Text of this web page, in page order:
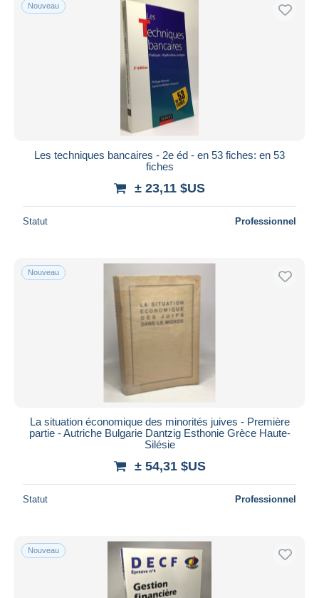
Nouveau
Les techniques bancaires - 2e éd - en 53 fiches: en 53
fiches
± 23,11 $US
Statut Professionnel
Nouveau
La situation économique des minorités juives - Première
partie - Autriche Bulgarie Dantzig Esthonie Grèce Haute-
Silésie
± 54,31 $US
Statut Professionnel
Nouveau